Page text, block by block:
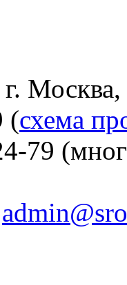
(схема
79